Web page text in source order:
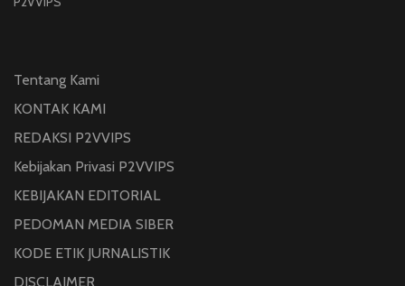
Tentang Kami
KONTAK KAMI
REDAKSI P2VVIPS
Kebijakan Privasi P2VVIPS
KEBIJAKAN EDITORIAL
PEDOMAN MEDIA SIBER
KODE ETIK JURNALISTIK
DISCLAIMER